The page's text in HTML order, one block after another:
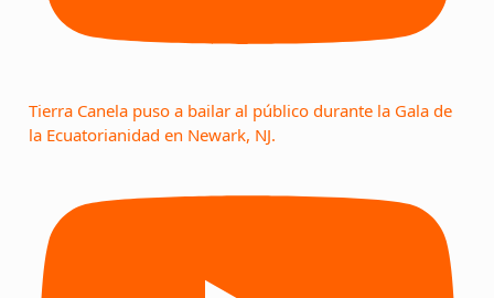
Tierra Canela puso a bailar al público durante la Gala de
la Ecuatorianidad en Newark, NJ.